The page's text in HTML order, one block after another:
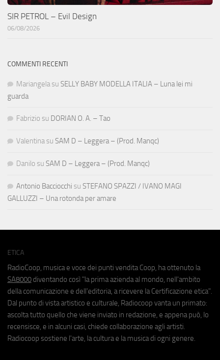
SIR PETROL – Evil Design
06/08/2026
COMMENTI RECENTI
Mariangela su SELLY BABY MODELLA ITALIA – Luna lei mi
guarda
Fabrizio su DORIAN O. A. – Tao
Valentina su SAM D – Leggera – (Prod. Manqc)
Danilo su SAM D – Leggera – (Prod. Manqc)
Antonio Bacciocchi su STEFANO SPAZZI / IVANO MAGI
GALLUZZI – Una rotonda per amare
ETICA
RadioCoop, musica e voce dei punti vendita Coop, ha ottenuto la
SA8000 diventando così "la prima azienda al mondo, nell'ambito
della comunicazione e dell'editoria, a ricevere la Certificazione etica".
Dal punto di vista artistico e culturale, Radiocoop vanta un primato:
ascolta tutto quello che viene inviato in redazione, e appena può, lo
recensisce, e in alcuni casi, chiede collaborazione agli artisti.
Radiocoop sostiene l'arte, la cultura e la musica di ogni genere.